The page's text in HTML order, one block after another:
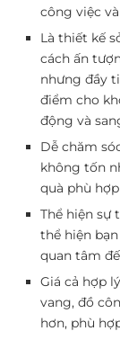
công việc
Là thiết kế
cách ấn
nhưng đầy
điểm cho
động và
Dễ chăm
không tốn
quà phù
Thể hiện sự
thể hiện
quan tâm
Giá cả hợp
vang, đồ
hơn, phù